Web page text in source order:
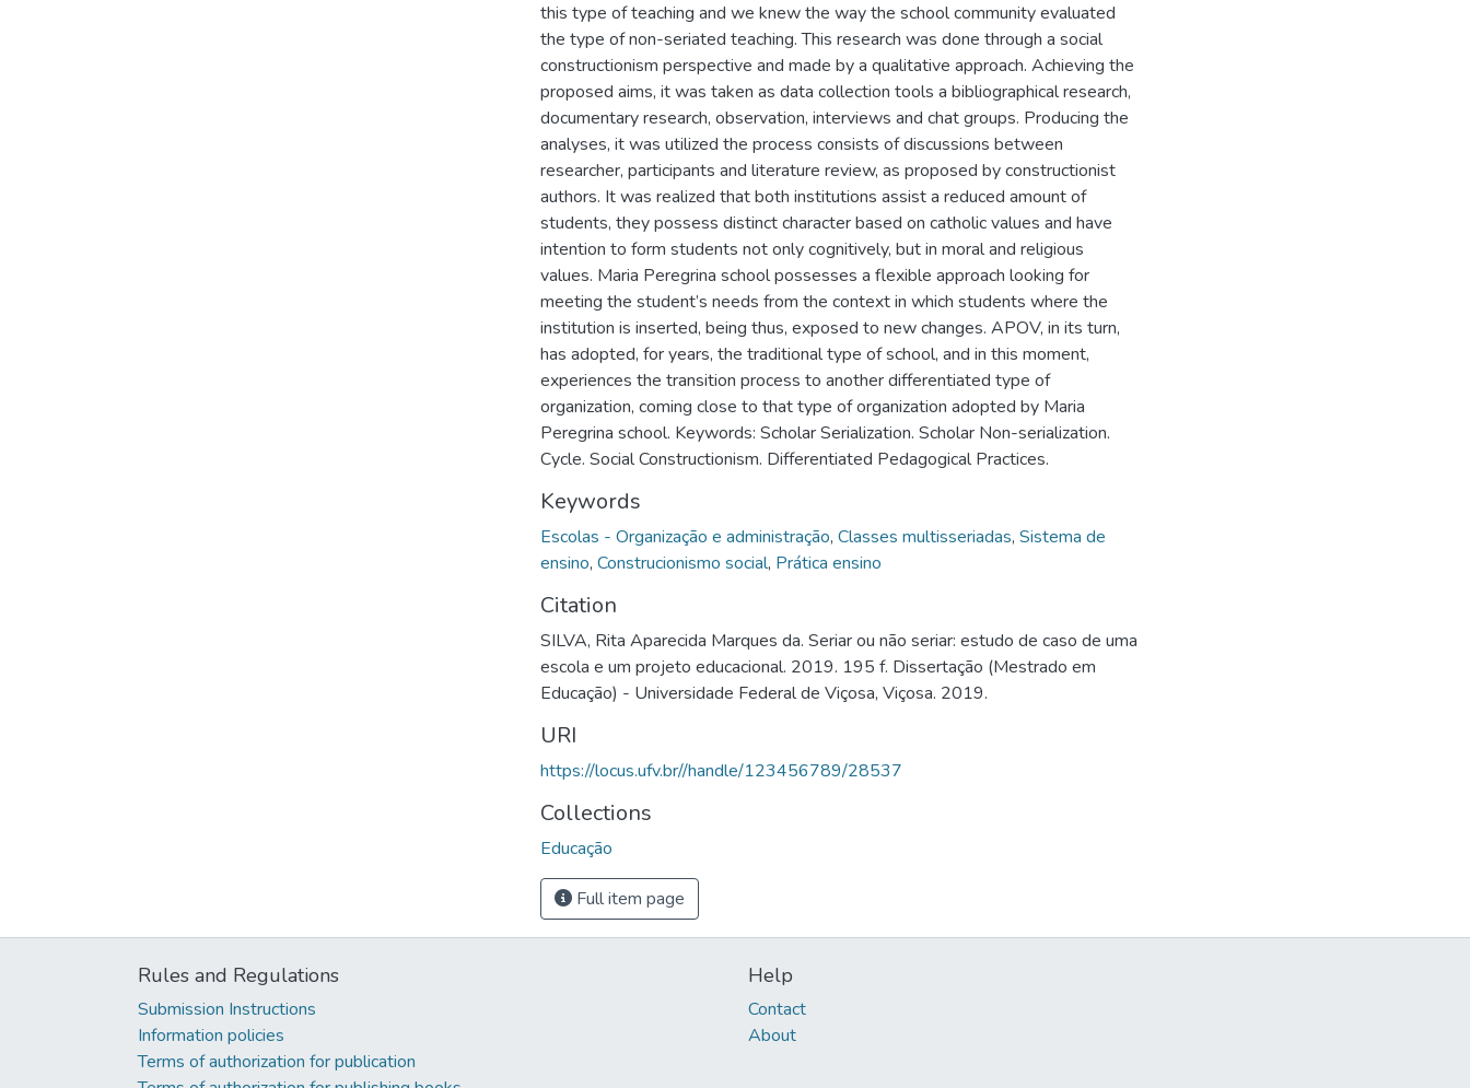
this type of teaching and we knew the way the school community evaluated
the type of non-seriated teaching. This research was done through a social
constructionism perspective and made by a qualitative approach. Achieving the
proposed aims, it was taken as data collection tools a bibliographical research,
documentary research, observation, interviews and chat groups. Producing the
analyses, it was utilized the process consists of discussions between
researcher, participants and literature review, as proposed by constructionist
authors. It was realized that both institutions assist a reduced amount of
students, they possess distinct character based on catholic values and have
intention to form students not only cognitively, but in moral and religious
values. Maria Peregrina school possesses a flexible approach looking for
meeting the student’s needs from the context in which students where the
institution is inserted, being thus, exposed to new changes. APOV, in its turn,
has adopted, for years, the traditional type of school, and in this moment,
experiences the transition process to another differentiated type of
organization, coming close to that type of organization adopted by Maria
Peregrina school. Keywords: Scholar Serialization. Scholar Non-serialization.
Cycle. Social Constructionism. Differentiated Pedagogical Practices.
Keywords
Escolas - Organização e administração, Classes multisseriadas, Sistema de
ensino, Construcionismo social, Prática ensino
Citation
SILVA, Rita Aparecida Marques da. Seriar ou não seriar: estudo de caso de uma
escola e um projeto educacional. 2019. 195 f. Dissertação (Mestrado em
Educação) - Universidade Federal de Viçosa, Viçosa. 2019.
URI
https://locus.ufv.br//handle/123456789/28537
Collections
Educação
Full item page
Rules and Regulations
Submission Instructions
Information policies
Terms of authorization for publication
Help
Contact
About